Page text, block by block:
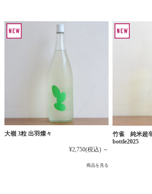
大嶺 3粒 出羽燦々
¥2,750(税込) ～
商品を見る
竹雀 純米超
bottle2025